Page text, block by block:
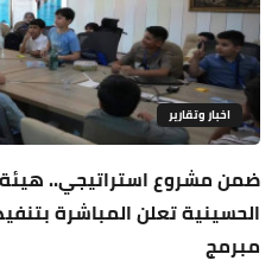
اخبار وتقارير
ضمن مشروع استراتيجي.. هيئة
مبرمج